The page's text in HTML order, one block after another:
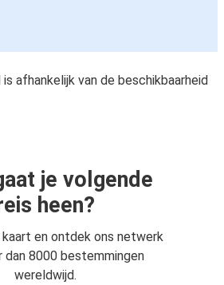
afhankelijk van de beschikbaarheid
je volgende
heen?
kaart en ontdek ons netwerk
dan 8000 bestemmingen
wereldwijd.